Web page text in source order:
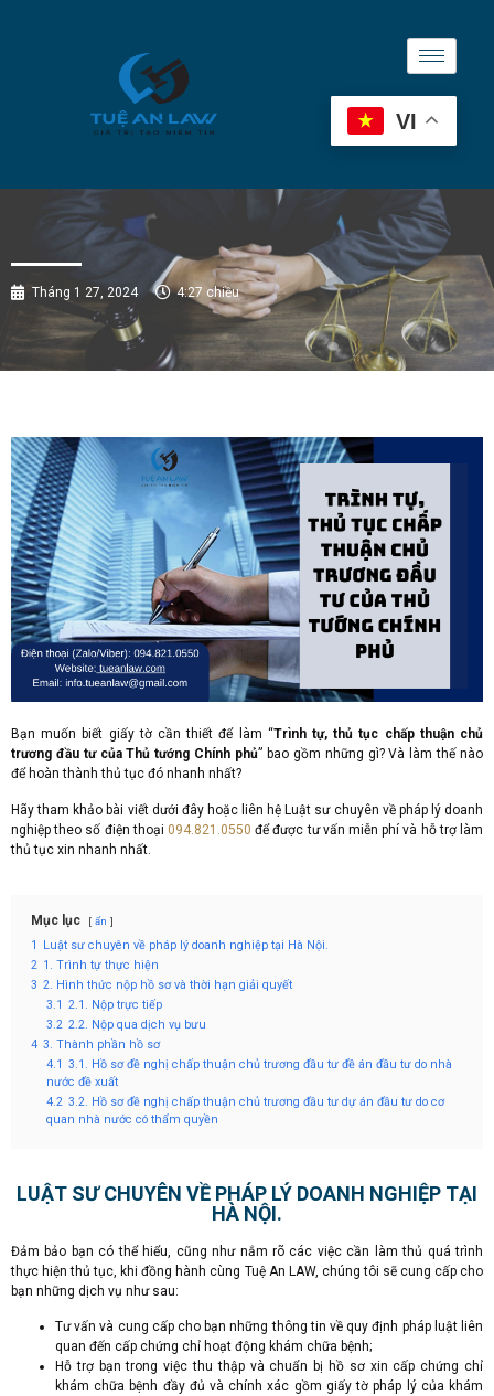
VI
Tháng 1 27, 2024 4:27 chiều
Bạn muốn biết giấy tờ cần thiết để làm “Trình tự, thủ tục chấp thuận chủ
trương đầu tư của Thủ tướng Chính phủ” bao gồm những gì? Và làm thế nào
để hoàn thành thủ tục đó nhanh nhất?
Hãy tham khảo bài viết dưới đây hoặc liên hệ Luật sư chuyên về pháp lý doanh
nghiệp theo số điện thoại 094.821.0550 để được tư vấn miễn phí và hỗ trợ làm
thủ tục xin nhanh nhất.
Mục lục ẩn
1
Luật sư chuyên về pháp lý doanh nghiệp tại Hà Nội.
2 1. Trình tự thực hiện
3 2. Hình thức nộp hồ sơ và thời hạn giải quyết
3.1 2.1. Nộp trực tiếp
3.2 2.2. Nộp qua dịch vụ bưu
4 3. Thành phần hồ sơ
4.1 3.1. Hồ sơ đề nghị chấp thuận chủ trương đầu tư đề án đầu tư do nhà
nước đề xuất
4.2 3.2. Hồ sơ đề nghị chấp thuận chủ trương đầu tư dự án đầu tư do cơ
quan nhà nước có thẩm quyền
LUẬT SƯ CHUYÊN VỀ PHÁP LÝ DOANH NGHIỆP TẠI
HÀ NỘI.
Đảm bảo bạn có thể hiểu, cũng như nắm rõ các việc cần làm thủ quá trình
thực hiện thủ tục, khi đồng hành cùng Tuệ An LAW, chúng tôi sẽ cung cấp cho
bạn những dịch vụ như sau:
Tư vấn và cung cấp cho bạn những thông tin về quy định pháp luật liên
quan đến cấp chứng chỉ hoạt động khám chữa bệnh;
Hỗ trợ bạn trong việc thu thập và chuẩn bị hồ sơ xin cấp chứng chỉ
khám chữa bệnh đầy đủ và chính xác gồm giấy tờ pháp lý của khám